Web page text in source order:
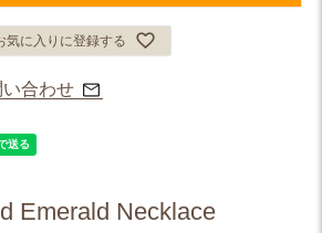
気に入りに登録する
合わせ
Emerald Necklace